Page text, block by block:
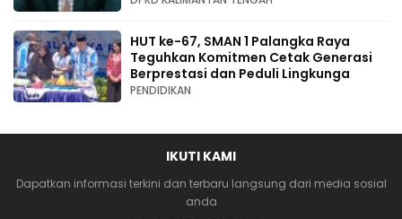
HUT ke-67, SMAN 1 Palangka Raya
Teguhkan Komitmen Cetak Generasi
Berprestasi dan Peduli Lingkunga
PENDIDIKAN
IKUTI KAMI
Dapatkan informasi terkini dan terbaru langsung dari media sosial
anda